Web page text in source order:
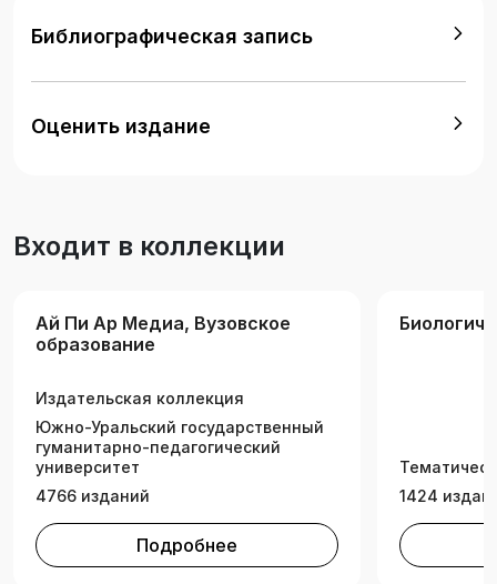
высшего образования. Предназначено для
современного естествознания» по всем
направлениям подготовки высшего
образования. Кроме того, учебное пособие
Библиографическая запись
Оценить издание
Входит в коллекции
Ай Пи Ар Медиа, Вузовское
образование
Издательская коллекция
Южно-Уральский государственный
гуманитарно-педагогический
университет
4766 изданий
Подробнее
1424